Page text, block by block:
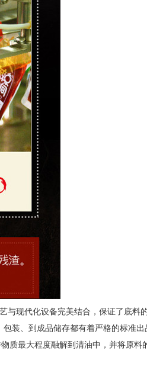
与现代化设备完美结合，保证了底料
装、到成品储存都有着严格的标准出
质最大程度融解到清油中，并将原料